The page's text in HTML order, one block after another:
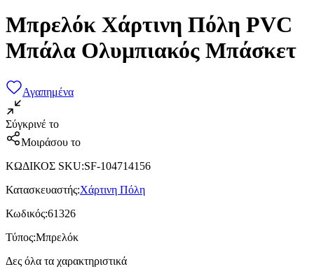
Μπρελόκ Χάρτινη Πόλη PVC
Μπάλα Ολυμπιακός Μπάσκετ
Αγαπημένα
Σύγκρινέ το
Μοιράσου το
ΚΩΔΙΚΟΣ SKU:SF-104714156
Κατασκευαστής:Χάρτινη Πόλη
Κωδικός:61326
Τύπος:Μπρελόκ
Δες όλα τα χαρακτηριστικά